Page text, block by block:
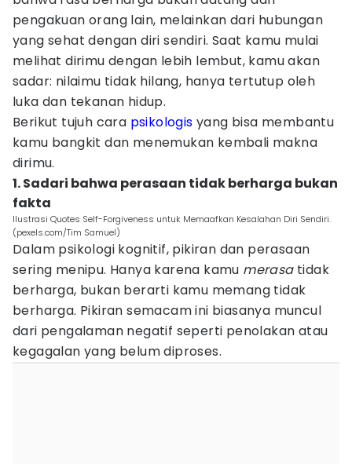
pengakuan orang lain, melainkan dari hubungan
yang sehat dengan diri sendiri. Saat kamu mulai
melihat dirimu dengan lebih lembut, kamu akan
sadar: nilaimu tidak hilang, hanya tertutup oleh
luka dan tekanan hidup.
Berikut tujuh cara psikologis yang bisa membantu
kamu bangkit dan menemukan kembali makna
dirimu.
1. Sadari bahwa perasaan tidak berharga bukan
fakta
Ilustrasi Quotes Self-Forgiveness untuk Memaafkan Kesalahan Diri Sendiri.
(pexels.com/Tim Samuel)
Dalam psikologi kognitif, pikiran dan perasaan
sering menipu. Hanya karena kamu merasatidak
berharga, bukan berarti kamu memang tidak
berharga. Pikiran semacam ini biasanya muncul
dari pengalaman negatif seperti penolakan atau
kegagalan yang belum diproses.